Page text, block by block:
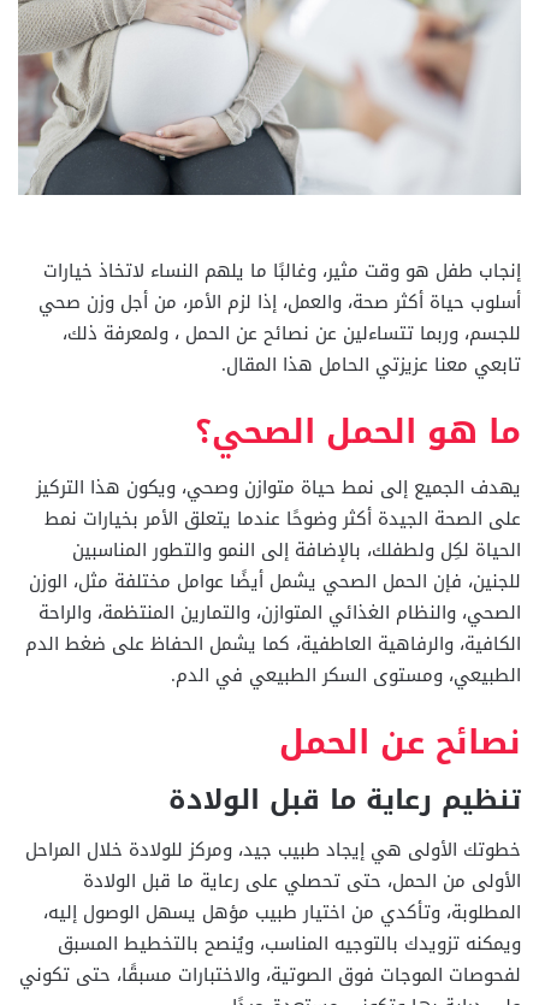
إنجاب طفل هو وقت مثير، وغالبًا ما يلهم النساء لاتخاذ خيارات
أسلوب حياة أكثر صحة، والعمل، إذا لزم الأمر، من أجل وزن صحي
للجسم، وربما تتساءلين عن نصائح عن الحمل ، ولمعرفة ذلك،
تابعي معنا عزيزتي الحامل هذا المقال.
ما هو الحمل الصحي؟
يهدف الجميع إلى نمط حياة متوازن وصحي، ويكون هذا التركيز
على الصحة الجيدة أكثر وضوحًا عندما يتعلق الأمر بخيارات نمط
الحياة لكِل ولطفلك، بالإضافة إلى النمو والتطور المناسبين
للجنين، فإن الحمل الصحي يشمل أيضًا عوامل مختلفة مثل، الوزن
الصحي، والنظام الغذائي المتوازن، والتمارين المنتظمة، والراحة
الكافية، والرفاهية العاطفية، كما يشمل الحفاظ على ضغط الدم
الطبيعي، ومستوى السكر الطبيعي في الدم.
نصائح عن الحمل
تنظيم رعاية ما قبل الولادة
خطوتك الأولى هي إيجاد طبيب جيد، ومركز للولادة خلال المراحل
الأولى من الحمل، حتى تحصلي على رعاية ما قبل الولادة
المطلوبة، وتأكدي من اختيار طبيب مؤهل يسهل الوصول إليه،
ويمكنه تزويدك بالتوجيه المناسب، ويُنصح بالتخطيط المسبق
لفحوصات الموجات فوق الصوتية، والاختبارات مسبقًا، حتى تكوني